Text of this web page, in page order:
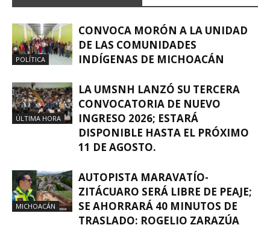
POLÍTICA
CONVOCA MORÓN A LA UNIDAD
DE LAS COMUNIDADES
INDÍGENAS DE MICHOACÁN
ÚLTIMA HORA
LA UMSNH LANZÓ SU TERCERA
CONVOCATORIA DE NUEVO
INGRESO 2026; ESTARÁ
DISPONIBLE HASTA EL PRÓXIMO
11 DE AGOSTO.
MICHOACÁN
AUTOPISTA MARAVATÍO-
ZITÁCUARO SERÁ LIBRE DE PEAJE;
SE AHORRARÁ 40 MINUTOS DE
TRASLADO: ROGELIO ZARAZÚA